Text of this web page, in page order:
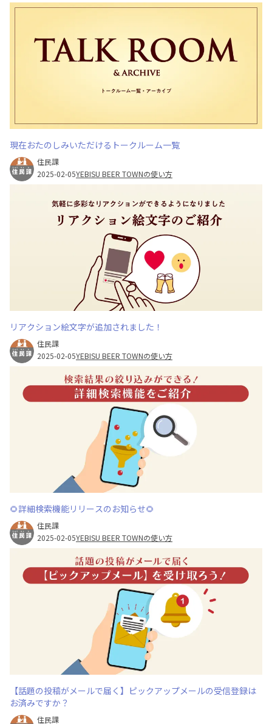
現在おたのしみいただけるトークルーム一覧
住民課
2025-02-05YEBISU BEER TOWNの使い方
リアクション絵文字が追加されました！
住民課
2025-02-05YEBISU BEER TOWNの使い方
🌻詳細検索機能リリースのお知らせ🌻
住民課
2025-02-05YEBISU BEER TOWNの使い方
【話題の投稿がメールで届く】ピックアップメールの受信登録は
お済みですか？
住民課